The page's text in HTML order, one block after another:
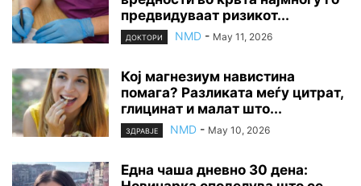
предвидуваат ризикот...
ДОКТОРИ NMD - May 11, 2026
Кој магнезиум навистина
помага? Разликата меѓу цитрат,
глицинат и малат што...
ЗДРАВЈЕ NMD - May 10, 2026
Една чаша дневно 30 дена: